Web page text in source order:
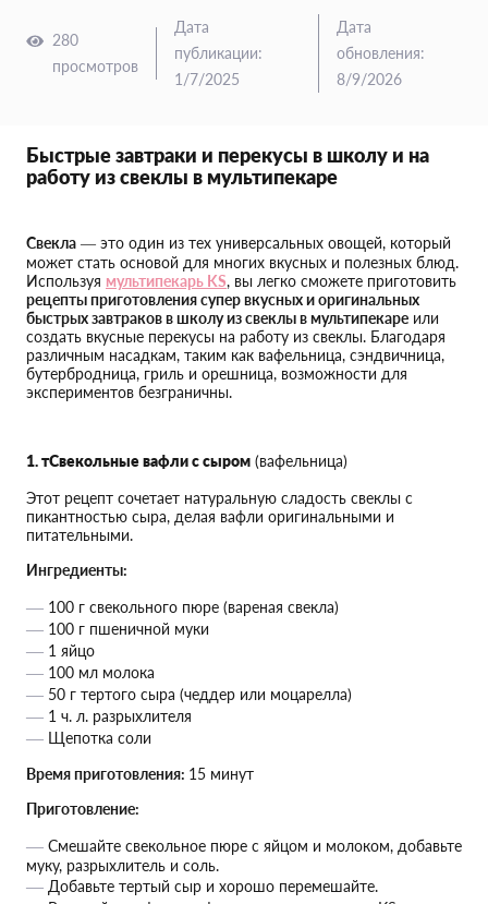
280
просмотров
Дата
публикации:
1/7/2025
Дата
обновления:
8/9/2026
Быстрые завтраки и перекусы в школу и на
работу из свеклы в мультипекаре
Свекла — это один из тех универсальных овощей, который
может стать основой для многих вкусных и полезных блюд.
Используя мультипекарь KS, вы легко сможете приготовить
рецепты приготовления супер вкусных и оригинальных
быстрых завтраков в школу из свеклы в мультипекаре или
создать вкусные перекусы на работу из свеклы. Благодаря
различным насадкам, таким как вафельница, сэндвичница,
бутербродница, гриль и орешница, возможности для
экспериментов безграничны.
1. тСвекольные вафли с сыром (вафельница)
Этот рецепт сочетает натуральную сладость свеклы с
пикантностью сыра, делая вафли оригинальными и
питательными.
Ингредиенты:
100 г свекольного пюре (вареная свекла)
100 г пшеничной муки
1 яйцо
100 мл молока
50 г тертого сыра (чеддер или моцарелла)
1 ч. л. разрыхлителя
Щепотка соли
Время приготовления: 15 минут
Приготовление:
Смешайте свекольное пюре с яйцом и молоком, добавьте
муку, разрыхлитель и соль.
Добавьте тертый сыр и хорошо перемешайте.